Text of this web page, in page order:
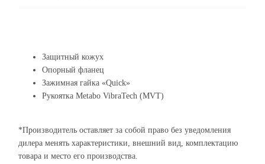
Защитный кожух
Опорный фланец
Зажимная гайка «Quick»
Рукоятка Metabo VibraTech (MVT)
*Производитель оставляет за собой право без уведомления
дилера менять характеристики, внешний вид, комплектацию
товара и место его производства.